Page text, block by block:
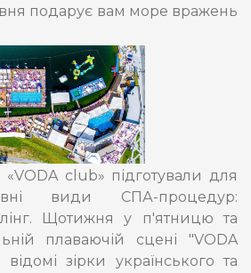
подарує вам море вражень
«VODA club» підготували для
види СПА-процедур:
Щотижня у п'ятницю та
плаваючій сцені "VODA
зірки українського та